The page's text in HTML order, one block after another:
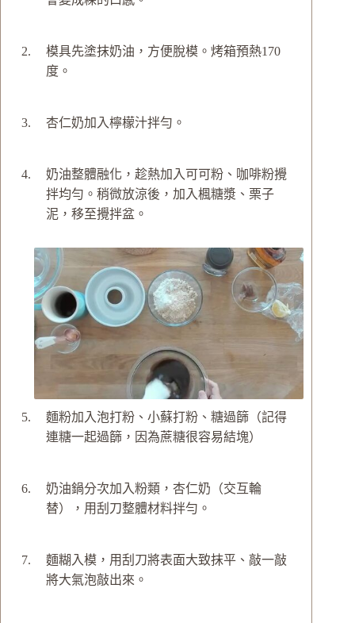
模具先塗抹奶油，方便脫模。烤箱預熱170
度。
杏仁奶加入檸檬汁拌勻。
奶油整體融化，趁熱加入可可粉、咖啡粉攪
拌均勻。稍微放涼後，加入楓糖漿、栗子
泥，移至攪拌盆。
麵粉加入泡打粉、小蘇打粉、糖過篩（記得
連糖一起過篩，因為蔗糖很容易結塊）
奶油鍋分次加入粉類，杏仁奶（交互輪
替），用刮刀整體材料拌勻。
麵糊入模，用刮刀將表面大致抹平、敲一敲
將大氣泡敲出來。